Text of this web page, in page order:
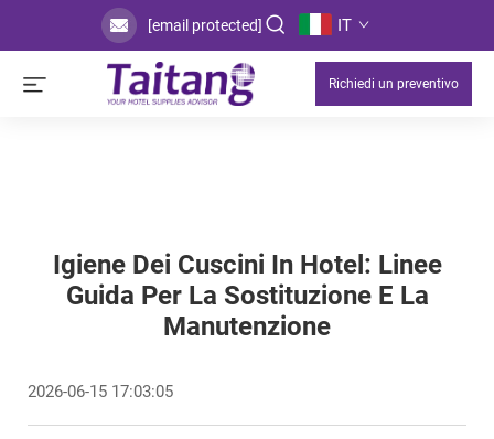
[email protected] IT
Richiedi un preventivo
Igiene Dei Cuscini In Hotel: Linee
Guida Per La Sostituzione E La
Manutenzione
2026-06-15 17:03:05